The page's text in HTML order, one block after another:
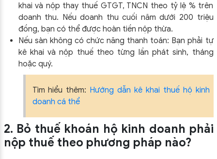
khai và nộp thay thuế GTGT, TNCN theo tỷ lệ % trên
doanh thu. Nếu doanh thu cuối năm dưới 200 triệu
đồng, bạn có thể được hoàn tiền nộp thừa.
Nếu sàn không có chức năng thanh toán: Bạn phải tự
kê khai và nộp thuế theo từng lần phát sinh, tháng
hoặc quý.
Tìm hiểu thêm: Hướng dẫn kê khai thuế hộ kinh
doanh cá thể
2. Bỏ thuế khoán hộ kinh doanh phải
nộp thuế theo phương pháp nào?